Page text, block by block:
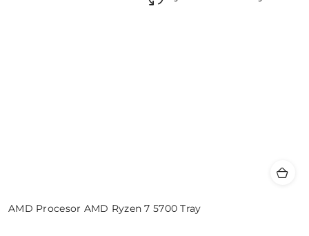
AMD Procesor AMD Ryzen 7 5700 Tray